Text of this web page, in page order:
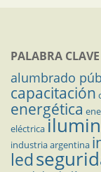
PALABRA CLAVE
alumbrado
capacitación
energética
eléctrica
industria argentina
led